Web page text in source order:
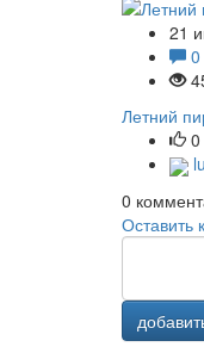
21
0
Летний
0
0
Оставить